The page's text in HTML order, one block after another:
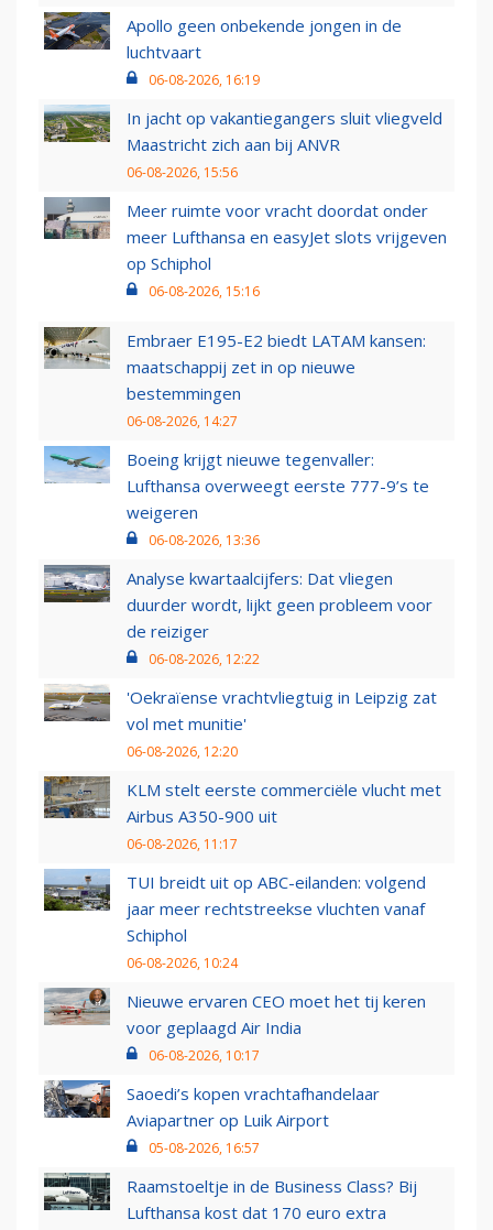
Apollo geen onbekende jongen in de
luchtvaart
06-08-2026, 16:19
In jacht op vakantiegangers sluit vliegveld
Maastricht zich aan bij ANVR
06-08-2026, 15:56
Meer ruimte voor vracht doordat onder
meer Lufthansa en easyJet slots vrijgeven
op Schiphol
06-08-2026, 15:16
Embraer E195-E2 biedt LATAM kansen:
maatschappij zet in op nieuwe
bestemmingen
06-08-2026, 14:27
Boeing krijgt nieuwe tegenvaller:
Lufthansa overweegt eerste 777-9’s te
weigeren
06-08-2026, 13:36
Analyse kwartaalcijfers: Dat vliegen
duurder wordt, lijkt geen probleem voor
de reiziger
06-08-2026, 12:22
'Oekraïense vrachtvliegtuig in Leipzig zat
vol met munitie'
06-08-2026, 12:20
KLM stelt eerste commerciële vlucht met
Airbus A350-900 uit
06-08-2026, 11:17
TUI breidt uit op ABC-eilanden: volgend
jaar meer rechtstreekse vluchten vanaf
Schiphol
06-08-2026, 10:24
Nieuwe ervaren CEO moet het tij keren
voor geplaagd Air India
06-08-2026, 10:17
Saoedi’s kopen vrachtafhandelaar
Aviapartner op Luik Airport
05-08-2026, 16:57
Raamstoeltje in de Business Class? Bij
Lufthansa kost dat 170 euro extra